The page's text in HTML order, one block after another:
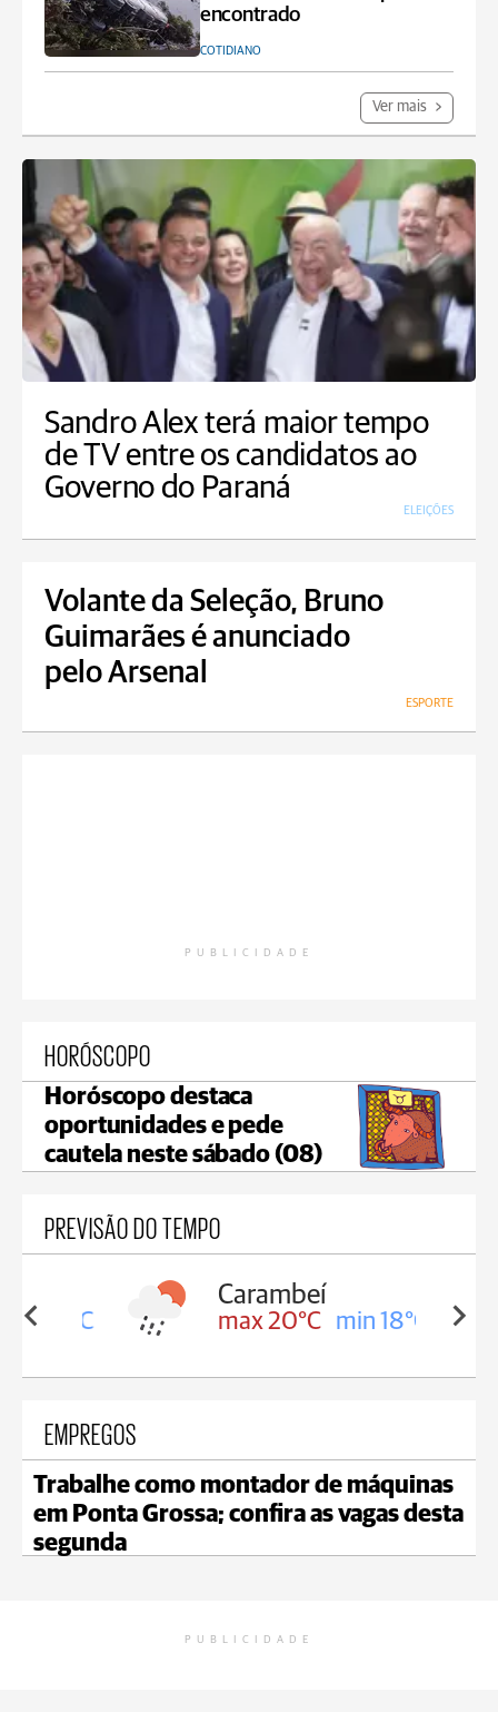
encontrado
COTIDIANO
Ver mais
Sandro Alex terá maior tempo
de TV entre os candidatos ao
Governo do Paraná
ELEIÇÕES
Volante da Seleção, Bruno
Guimarães é anunciado
pelo Arsenal
ESPORTE
PUBLICIDADE
HORÓSCOPO
Horóscopo destaca
oportunidades e pede
cautela neste sábado (08)
PREVISÃO DO TEMPO
18°C
Carambeí
max 20°C min 18°C
EMPREGOS
Trabalhe como montador de máquinas
em Ponta Grossa; confira as vagas desta
segunda
PUBLICIDADE